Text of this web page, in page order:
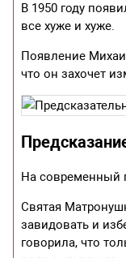
В 1950 году
все хуже и хуже.
Появление
что он захочет
На современный
Святая
завидовать и
говорила, что